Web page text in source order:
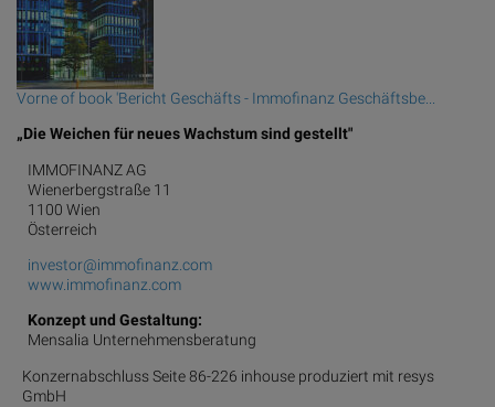
Vorne of book 'Bericht Geschäfts - Immofinanz Geschäftsbe...
„Die Weichen für neues Wachstum sind gestellt"
IMMOFINANZ AG
Wienerbergstraße 11
1100 Wien
Österreich
investor@immofinanz.com
www.immofinanz.com
Konzept und Gestaltung:
Mensalia Unternehmensberatung
Konzernabschluss Seite 86-226 inhouse produziert mit resys
GmbH